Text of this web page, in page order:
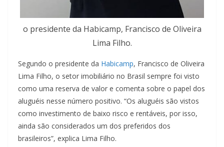
o presidente da Habicamp, Francisco de Oliveira
Lima Filho.
Segundo o presidente da Habicamp, Francisco de Oliveira
Lima Filho, o setor imobiliário no Brasil sempre foi visto
como uma reserva de valor e comenta sobre o papel dos
aluguéis nesse número positivo. “Os aluguéis são vistos
como investimento de baixo risco e rentáveis, por isso,
ainda são considerados um dos preferidos dos
brasileiros”, explica Lima Filho.